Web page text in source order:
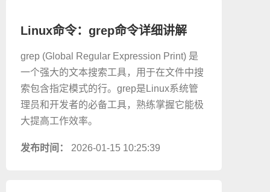
Linux命令：grep命令详细讲解
grep (Global Regular Expression Print) 是
一个强大的文本搜索工具，用于在文件中搜
索包含指定模式的行。grep是Linux系统管
理员和开发者的必备工具，熟练掌握它能极
大提高工作效率。
发布时间： 2026-01-15 10:25:39